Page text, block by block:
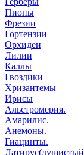
Пионы
Фрезии
Гортензии
Орхидеи
Лилии
Каллы
Гвоздики
Хризантемы
Ирисы
Альстромерия.
Амарилис.
Анемоны.
Гиацинты.